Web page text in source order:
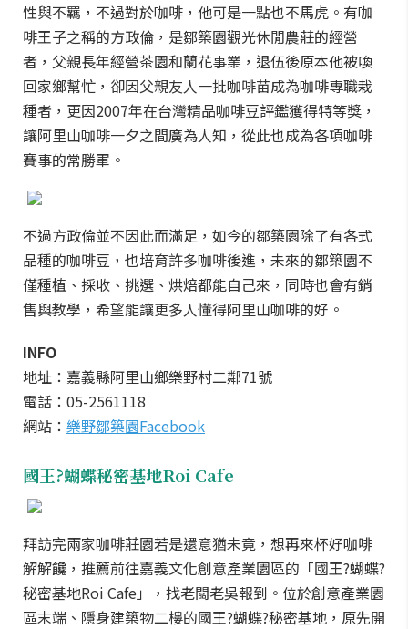
性與不羈，不過對於咖啡，他可是一點也不馬虎。有咖
啡王子之稱的方政倫，是鄒築園觀光休閒農莊的經營
者，父親長年經營茶園和蘭花事業，退伍後原本他被喚
回家鄉幫忙，卻因父親友人一批咖啡苗成為咖啡專職栽
種者，更因2007年在台灣精品咖啡豆評鑑獲得特等獎，
讓阿里山咖啡一夕之間廣為人知，從此也成為各項咖啡
賽事的常勝軍。
不過方政倫並不因此而滿足，如今的鄒築園除了有各式
品種的咖啡豆，也培育許多咖啡後進，未來的鄒築園不
僅種植、採收、挑選、烘焙都能自己來，同時也會有銷
售與教學，希望能讓更多人懂得阿里山咖啡的好。
INFO
地址：嘉義縣阿里山鄉樂野村二鄰71號
電話：05-2561118
網站： 樂野鄒築園Facebook
國王?蝴蝶秘密基地Roi Cafe
拜訪完兩家咖啡莊園若是還意猶未竟，想再來杯好咖啡
解解饞，推薦前往嘉義文化創意產業園區的「國王?蝴蝶?
秘密基地Roi Cafe」，找老闆老吳報到。位於創意產業園
區末端、隱身建築物二樓的國王?蝴蝶?秘密基地，原先開